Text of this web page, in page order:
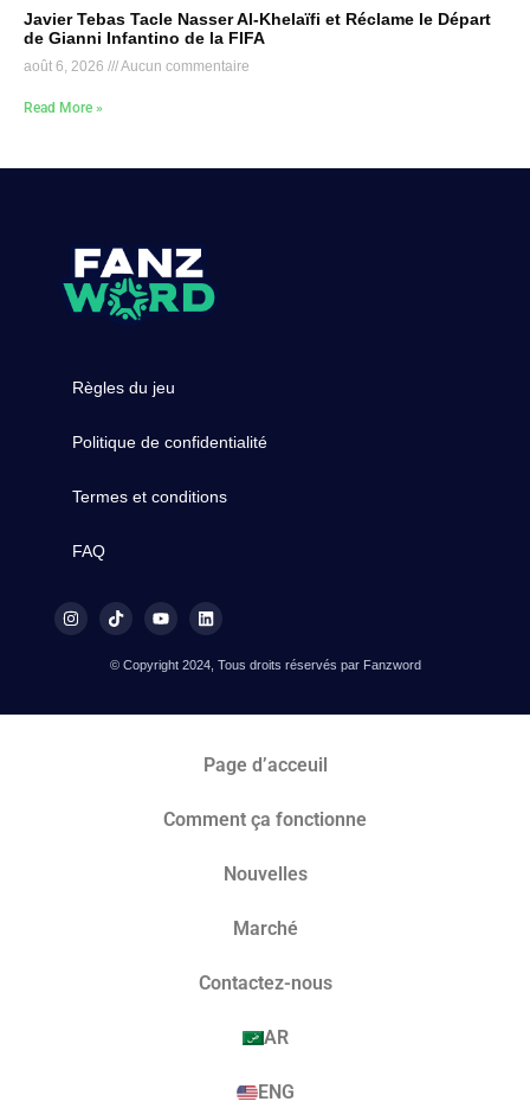
Javier Tebas Tacle Nasser Al-Khelaïfi et Réclame le Départ
de Gianni Infantino de la FIFA
août 6, 2026 Aucun commentaire
Read More »
Règles du jeu
Politique de confidentialité
Termes et conditions
FAQ
© Copyright 2024, Tous droits réservés par Fanzword
Page d’acceuil
Comment ça fonctionne
Nouvelles
Marché​
Contactez-nous
AR
ENG